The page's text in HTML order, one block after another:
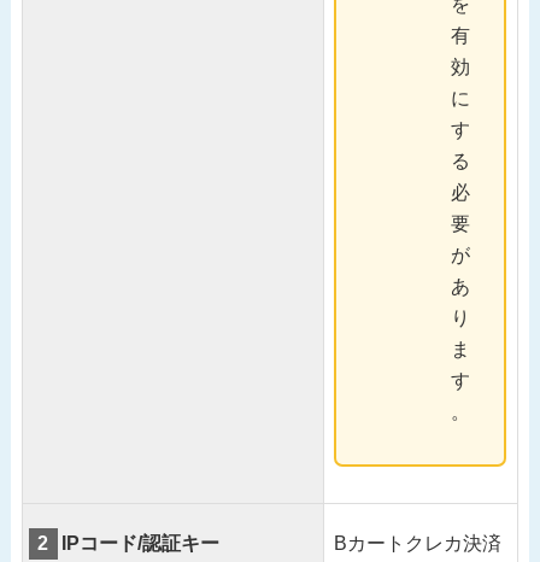
有
効
に
す
る
必
要
が
あ
り
ま
す
。
2 IPコード/認証キー
Bカートクレカ決済